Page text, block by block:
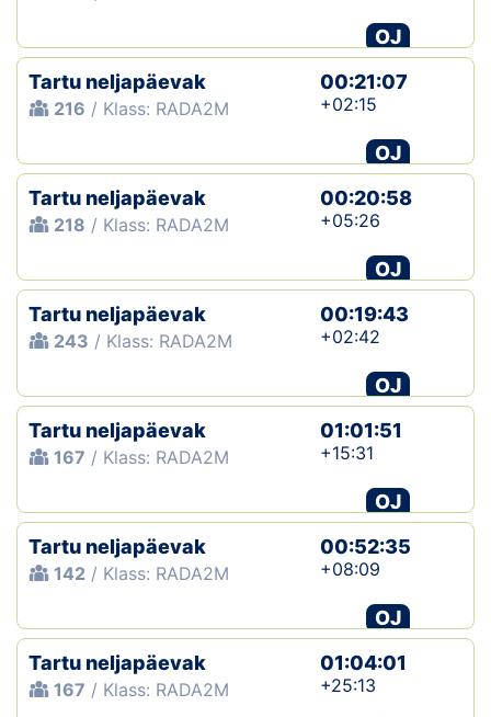
OJ
Tartu neljapäevak
216 / Klass: RADA2M
00:21:07
+02:15
OJ
Tartu neljapäevak
218 / Klass: RADA2M
00:20:58
+05:26
OJ
Tartu neljapäevak
243 / Klass: RADA2M
00:19:43
+02:42
OJ
Tartu neljapäevak
167 / Klass: RADA2M
01:01:51
+15:31
OJ
Tartu neljapäevak
142 / Klass: RADA2M
00:52:35
+08:09
OJ
Tartu neljapäevak
167 / Klass: RADA2M
01:04:01
+25:13